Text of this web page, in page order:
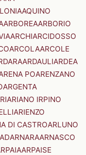
AQUINO
ARBOREAARBORIO
ARCHIARCIDOSSO
ARCOLAARCOLE
ARDAULIARDEA
POARENZANO
ARGENTA
ARIANO IRPINO
ARIENZO
DI CASTROARLUNO
ARNARAARNASCO
ARPAISE